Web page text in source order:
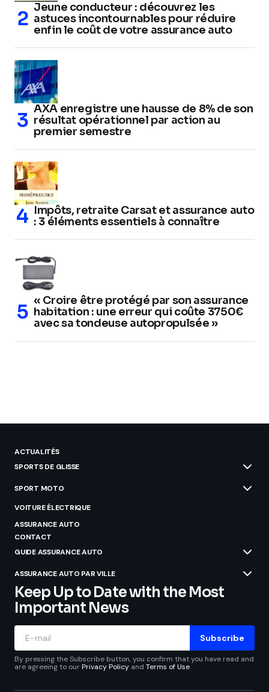
Jeune conducteur : découvrez les
astuces incontournables pour réduire
enfin le coût de votre assurance auto
AXA enregistre une hausse de 8% de son
résultat opérationnel par action au
premier semestre
Impôts, retraite Carsat et assurance auto
: 3 éléments essentiels à connaître
« Croire être protégé par son assurance
habitation : une erreur qui coûte 3750€
avec sa tondeuse autopropulsée »
ACTUALITÉS
SPORTS DE GLISSE
SPORT MOTO
VOITURE ÉLECTRIQUE
ASSURANCE AUTO
CONTACT
GUIDE ASSURANCE AUTO
ASSURANCE AUTO PAR VILLE
Keep Up to Date with the Most
Important News
Subscribe
By pressing the Subscribe button, you confirm that you have read and
are agreeing to ourPrivacy Policy and Terms of Use